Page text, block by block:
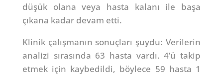
düşük olana veya hasta kalanı ile başa
çıkana kadar devam etti.
Klinik çalışmanın sonuçları şuydu: Verilerin
analizi sırasında 63 hasta vardı. 4’ü takip
etmek için kaybedildi, böylece 59 hasta 1